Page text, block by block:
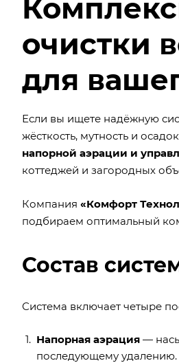
очистки
для
Если вы ищете надёжную
жёсткость, мутность и
напорной аэрации и
коттеджей и загородных
Компания «Комфорт
подбираем оптимальный
Состав
Система включает четыре
Напорная аэрация —
последующему удалению.